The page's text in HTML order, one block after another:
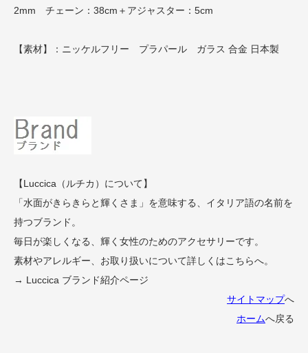
2mm チェーン：38cm＋アジャスター：5cm
【素材】：ニッケルフリー プラパール ガラス 合金 日本製
【Luccica（ルチカ）について】
「水面がきらきらと輝くさま」を意味する、イタリア語の名前を
持つブランド。
毎日が楽しくなる、輝く女性のためのアクセサリーです。
素材やアレルギー、お取り扱いについて詳しくはこちらへ。
→ Luccica ブランド紹介ページ
サイトマップへ
ホームへ戻る